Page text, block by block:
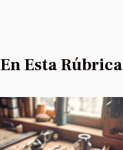
En Esta Rúbrica